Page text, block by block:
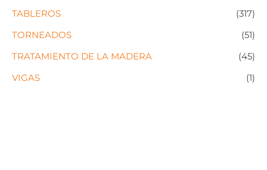
TABLEROS
(317)
TORNEADOS
(51)
TRATAMIENTO DE LA MADERA
(45)
VIGAS
(1)